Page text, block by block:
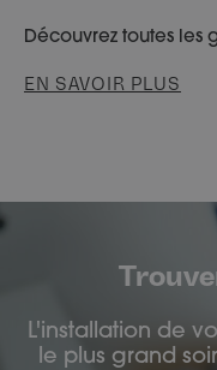
Découvrez toutes les
EN SAVOIR PLUS
L'installation de
le plus grand